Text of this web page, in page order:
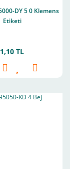
DY 5 0 Klemens
Etiketi
1,10 TL